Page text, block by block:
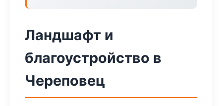
Ландшафт и
благоустройство в
Череповец